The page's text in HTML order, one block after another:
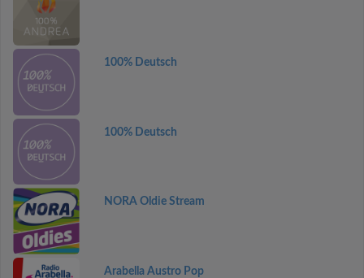
100% Deutsch
100% Deutsch
NORA Oldie Stream
Arabella Austro Pop